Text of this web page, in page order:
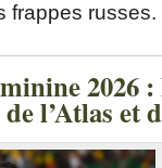
frappes russes.
2026
l’Atlas et